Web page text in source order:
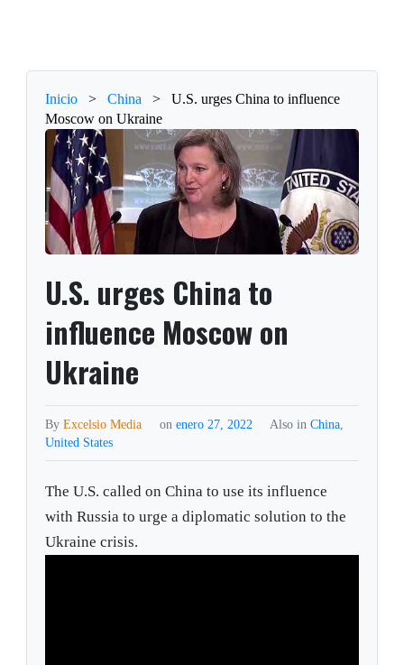
Inicio > China >
U.S. urges China to influence
Moscow on Ukraine
U.S. urges China to
influence Moscow on
Ukraine
ByExcelsio Media on enero 27, 2022 Also in China,
United States
The U.S. called on China to use its influence
with Russia to urge a diplomatic solution to the
Ukraine crisis.